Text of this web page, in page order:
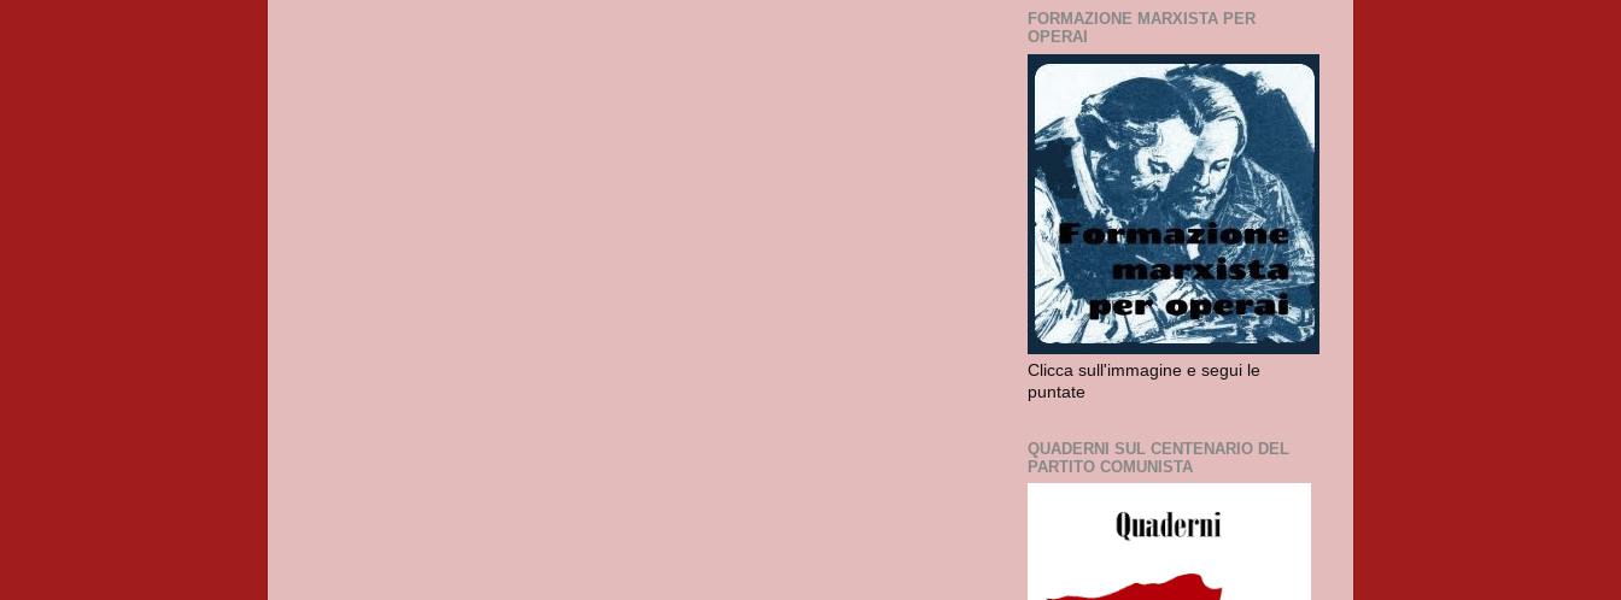
FORMAZIONE MARXISTA PER
OPERAI
Clicca sull'immagine e segui le
puntate
QUADERNI SUL CENTENARIO DEL
PARTITO COMUNISTA